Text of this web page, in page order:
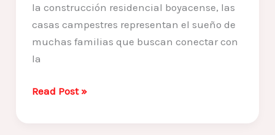
la construcción residencial boyacense, las
casas campestres representan el sueño de
muchas familias que buscan conectar con
la
Casas
Read Post »